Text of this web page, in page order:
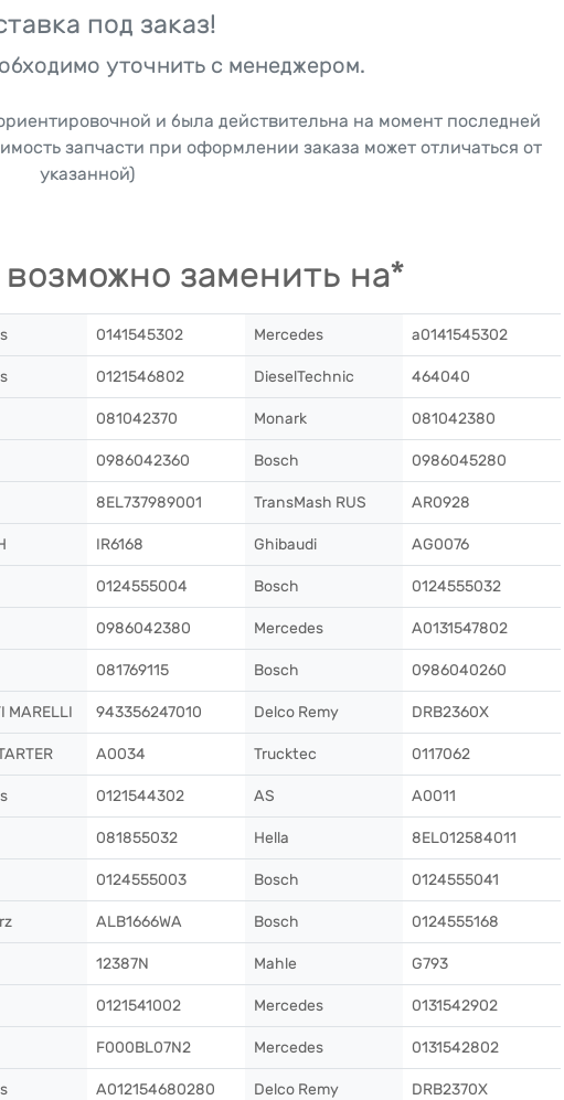
под заказ!
уточнить с менеджером.
и была действительна на момент последней
запчасти при оформлении заказа может отличаться от
указанной)
возможно заменить на*
0141545302 Mercedes a0141545302
0121546802 DieselTechnic 464040
081042370 Monark 081042380
0986042360 Bosch 0986045280
8EL737989001 TransMash RUS AR0928
IR6168 Ghibaudi AG0076
0124555004 Bosch 0124555032
0986042380 Mercedes A0131547802
081769115 Bosch 0986040260
MARELLI 943356247010 Delco Remy DRB2360X
A0034 Trucktec 0117062
0121544302 AS A0011
081855032 Hella 8EL012584011
0124555003 Bosch 0124555041
ALB1666WA Bosch 0124555168
12387N Mahle G793
0121541002 Mercedes 0131542902
F000BL07N2 Mercedes 0131542802
A012154680280 Delco Remy DRB2370X